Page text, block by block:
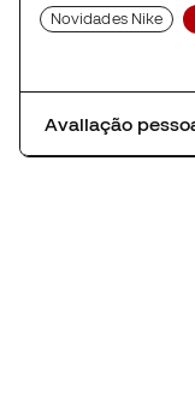
Novidades Nike